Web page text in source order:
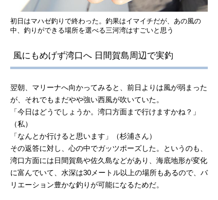
初日はマハゼ釣りで終わった。釣果はイマイチだが、あの風の
中、釣りができる場所を選べる三河湾はすごいと思う
風にもめげず湾口へ 日間賀島周辺で実釣
翌朝、マリーナへ向かってみると、前日よりは風が弱まった
が、それでもまだやや強い西風が吹いていた。
「今日はどうでしょうか。湾口方面まで行けますかね？」
（私）
「なんとか行けると思います」（杉浦さん）
その返答に対し、心の中でガッツポーズした。というのも、
湾口方面には日間賀島や佐久島などがあり、海底地形が変化
に富んでいて、水深は30メートル以上の場所もあるので、バ
リエーション豊かな釣りが可能になるためだ。